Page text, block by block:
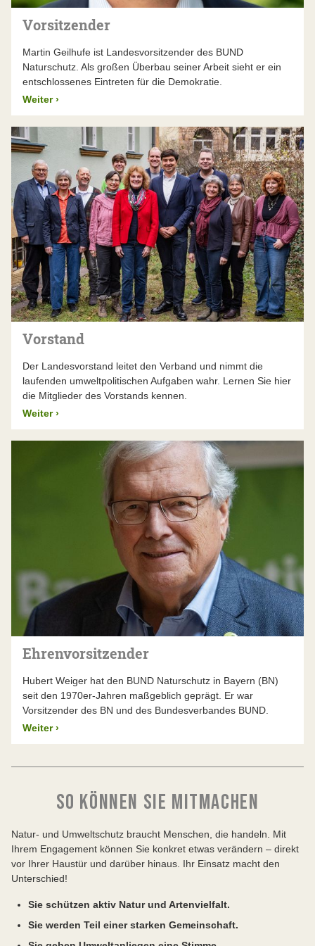
München, Nürnberg und Regensburg setzen die
Beschlüsse des Landesvorstands um. Sie stellen das
fachliche Knowhow für die Naturschutzarbeit in ganz
Bayern bereit, leisten die bayernweite Bildungs- und
Öffentlichkeitsarbeit und sorgen für die
gesamtverbandliche Organisation.
Aktuelle
Landesarbeitskreise
Wissen und Erfahrung in den gesamten Verband
fließen.
Schlagkraft:Der BUND Naturschutz ist mit seinen
76 Kreisgruppenüberall in Bayern präsent. Das
Projekten, Aktionen und Informationen – eine
enorme Schlagkraft in der Fläche. Damit nicht jede
Gruppe für sich alleine steht und “das Rad neu
erfinden” muss, braucht es Austausch und
Koordination zwischen den Gruppen – und eine
Bündelung bei überregional wichtigen Themen.
Deshalb gibt es sowohl lokal agierende
Kreisgruppen als auch eineüberregional
handelnde Landesebenein Form der landesweit
agierenden zentralen Geschäftsstellen.
Kontinuität:Naturschutz braucht oft einen langen
Atem. Manchmal benötigt es viele Jahre oder sogar
Jahrzehnte, bis ein Ziel erreicht ist. So dauerte es
über 30 Jahre, bis diefrei fließenden Donauvor
der Staustufenkanalisierung gerettet war. Andere
zum Beispiel der Nürnberger Reichswald, den wir
ebenfalls schon seit Jahrzehnten beschützen. Solch
langwierige Projekte übersteigen die (zeitlichen)
Hier braucht es ein verbindendes Element, das
viele Jahre hält, Ressourcen bündelt und
Menschen über Generationen hinweg
zusammenbringt – eine gemeinnützige
Organisation wie den BUND Naturschutz. Uns gibt
es seit über 110 Jahren, wir haben in dieser Zeit
viele bayerischeLandschaften gerettet
und Wirtschaft wissen, dass mit uns zu rechnen ist,
wenn die Natur unseren Schutz braucht, und dass
wir den nötigen langen Atem haben.
Die Funktionsweise des BUND Naturschutz
ermöglicht Teilhabe, Schlagkraft und Kontinuität.
Das macht den BN zur stärksten Stimme für die
Natur in Bayern.
Vorsitzender
Martin Geilhufe ist Landesvorsitzender des BUND
Naturschutz. Als großen Überbau seiner Arbeit sieht er ein
entschlossenes Eintreten für die Demokratie.
Weiter ›
Vorstand
Der Landesvorstand leitet den Verband und nimmt die
laufenden umweltpolitischen Aufgaben wahr. Lernen Sie hier
die Mitglieder des Vorstands kennen.
Weiter ›
Ehrenvorsitzender
Hubert Weiger hat den BUND Naturschutz in Bayern (BN)
seit den 1970er-Jahren maßgeblich geprägt. Er war
Vorsitzender des BN und des Bundesverbandes BUND.
Weiter ›
SO KÖNNEN SIE MITMACHEN
Natur- und Umweltschutz braucht Menschen, die handeln. Mit
Ihrem Engagement können Sie konkret etwas verändern – direkt
vor Ihrer Haustür und darüber hinaus. Ihr Einsatz macht den
Unterschied!
Sie schützen aktiv Natur und Artenvielfalt.
Sie werden Teil einer starken Gemeinschaft.